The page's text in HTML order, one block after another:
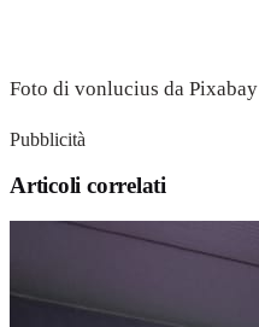
Foto di vonlucius da Pixabay
Pubblicità
Articoli correlati